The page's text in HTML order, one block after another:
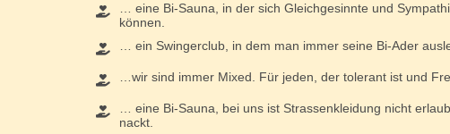
… eine Bi-Sauna, in der sich Gleichgesinnte und
können.
… ein Swingerclub, in dem man immer seine Bi-Ader
…wir sind immer Mixed. Für jeden, der tolerant ist und
… eine Bi-Sauna, bei uns ist Strassenkleidung nicht
nackt.